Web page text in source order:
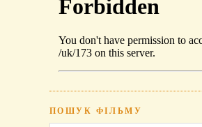
ПОШУК ФІЛЬМУ